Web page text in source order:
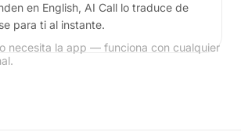
en English, AI Call lo traduce de
para ti al instante.
necesita la app — funciona con cualquier